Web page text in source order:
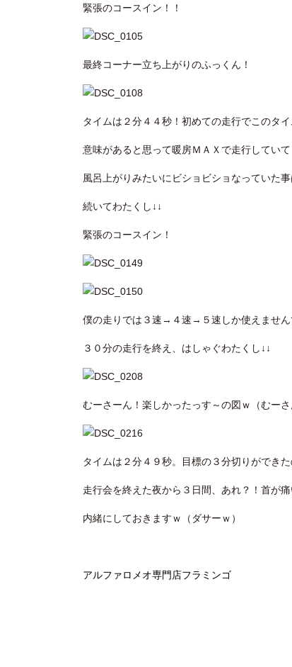
緊張のコースイン！！
最終コーナー立ち上がりのふっくん！
タイムは２分４４秒！初めての走行でこのタ
意味があると思って暖房ＭＡＸで走行していて
風呂上がりみたいにビショビショなっていた
続いてわたくし↓↓
緊張のコースイン！
僕の走りでは３速→４速→５速しか使えません
３０分の走行を終え、はしゃぐわたくし↓↓
むーさーん！楽しかったっす～の図ｗ（むーさ
タイムは２分４９秒。目標の３分切りができ
走行会を終えた夜から３日間、あれ？！首が
内緒にしておきますｗ（ダサーｗ）
アルファロメオ専門店フラミンゴ